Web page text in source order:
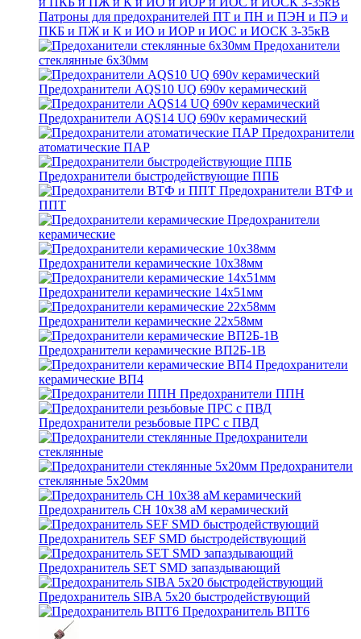
Патроны для предохранителей ПТ и ПН и ПЭН и ПЭ и
ПКБ и ПЖ и К и ИО и ИОР и ИОС и ИОСК 3-35кВ
Предоханители
стеклянные 6х30мм
Предохранители AQS10 UQ 690v керамический
Предохранители AQS14 UQ 690v керамический
Предохранители
атоматические ПАР
Предохранители быстродействующие ППБ
Предохранители ВТФ и
ППТ
Предохранители
керамические
Предохранители керамические 10х38мм
Предохранители керамические 14х51мм
Предохранители керамические 22х58мм
Предохранители керамические ВП2Б-1В
Предохранители
керамические ВП4
Предохранители ППН
Предохранители резьбовые ПРС с ПВД
Предохранители
стеклянные
Предохранители
стеклянные 5х20мм
Предохранитель CH 10x38 aM керамический
Предохранитель SEF SMD быстродействующий
Предохранитель SET SMD запаздывающий
Предохранитель SIBA 5x20 быстродействующий
Предохранитель ВПТ6